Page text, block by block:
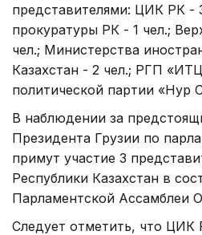
представителями: ЦИК РК -
прокуратуры РК - 1 чел.;
чел.; Министерства
Казахстан - 2 чел.; РГП
политической партии «Нур
В наблюдении за
Президента Грузии по
примут участие 3
Республики Казахстан в
Парламентской Ассамблеи
Следует отметить, что ЦИК